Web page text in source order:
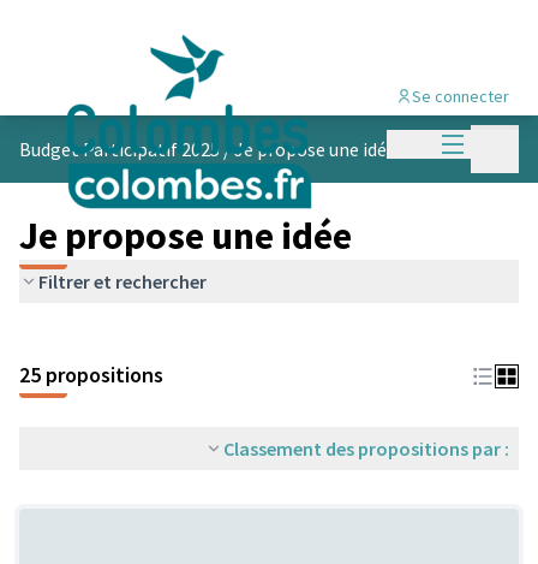
Menu
Se connecter
Budget Participatif 2025 /Je propose une idée
Je propose une idée
Filtrer et rechercher
25 propositions
Classement des propositions par :